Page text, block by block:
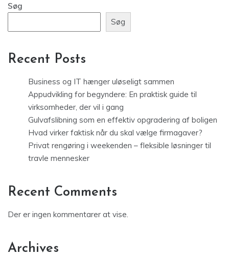
Søg
Søg
Recent Posts
Business og IT hænger uløseligt sammen
Appudvikling for begyndere: En praktisk guide til
virksomheder, der vil i gang
Gulvafslibning som en effektiv opgradering af boligen
Hvad virker faktisk når du skal vælge firmagaver?
Privat rengøring i weekenden – fleksible løsninger til
travle mennesker
Recent Comments
Der er ingen kommentarer at vise.
Archives